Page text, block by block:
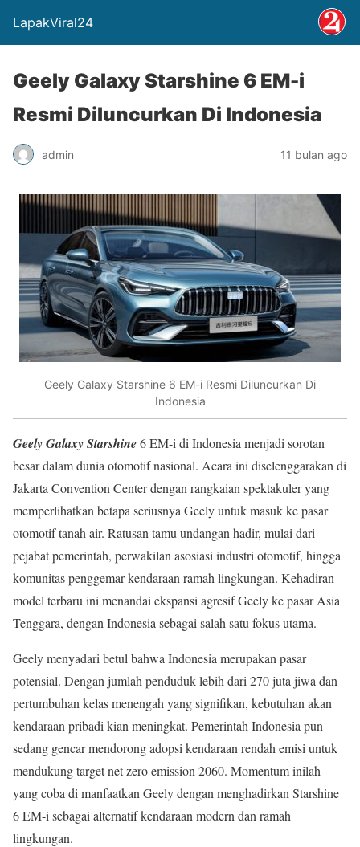
LapakViral24
Geely Galaxy Starshine 6 EM-i
Resmi Diluncurkan Di Indonesia
admin 11 bulan ago
Geely Galaxy Starshine 6 EM-i Resmi Diluncurkan Di
Indonesia
Geely Galaxy Starshine6 EM-i di Indonesia menjadi sorotan
besar dalam dunia otomotif nasional. Acara ini diselenggarakan di
Jakarta Convention Center dengan rangkaian spektakuler yang
memperlihatkan betapa seriusnya Geely untuk masuk ke pasar
otomotif tanah air. Ratusan tamu undangan hadir, mulai dari
pejabat pemerintah, perwakilan asosiasi industri otomotif, hingga
komunitas penggemar kendaraan ramah lingkungan. Kehadiran
model terbaru ini menandai ekspansi agresif Geely ke pasar Asia
Tenggara, dengan Indonesia sebagai salah satu fokus utama.
Geely menyadari betul bahwa Indonesia merupakan pasar
potensial. Dengan jumlah penduduk lebih dari 270 juta jiwa dan
pertumbuhan kelas menengah yang signifikan, kebutuhan akan
kendaraan pribadi kian meningkat. Pemerintah Indonesia pun
sedang gencar mendorong adopsi kendaraan rendah emisi untuk
mendukung target net zero emission 2060. Momentum inilah
yang coba di manfaatkan Geely dengan menghadirkan Starshine
6 EM-i sebagai alternatif kendaraan modern dan ramah
lingkungan.